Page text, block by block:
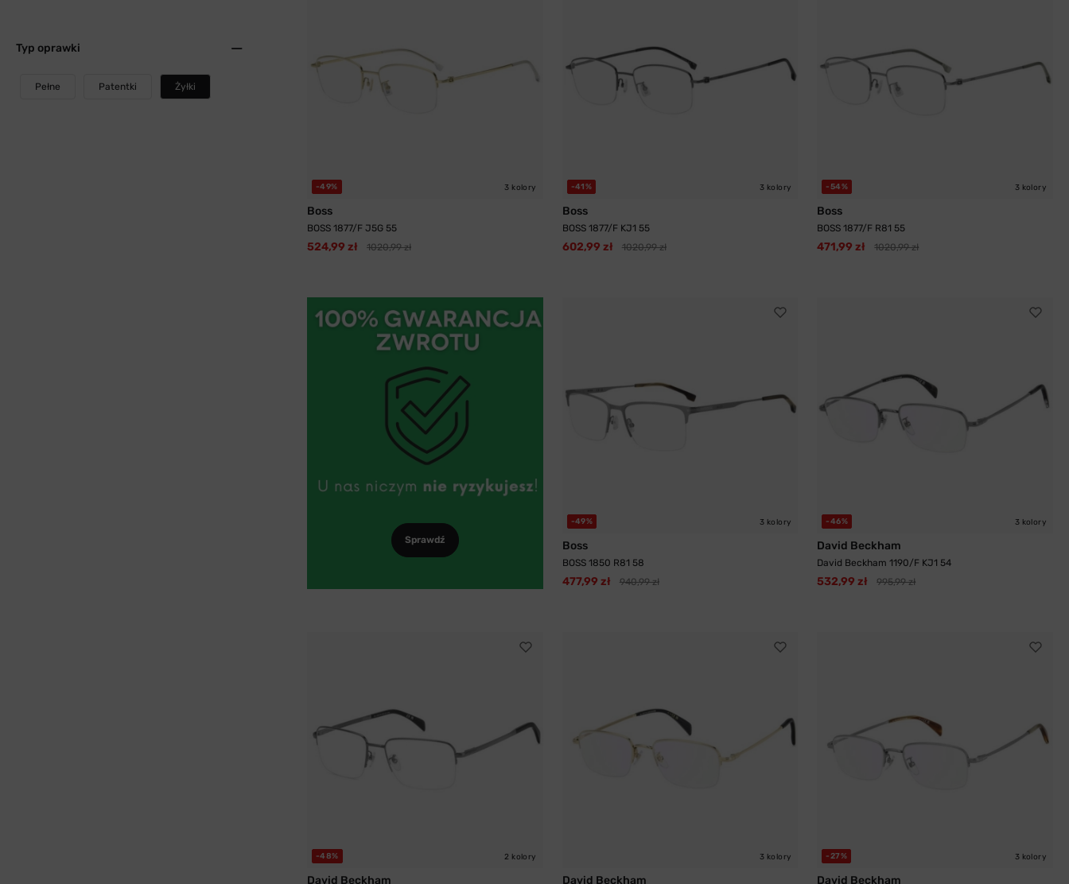
Typ oprawki
Pełne Patentki Żyłki
-49% 3 kolory
Boss
BOSS 1877/F J5G 55
524,99 zł 1020,99 zł
-41% 3 kolory
Boss
BOSS 1877/F KJ1 55
602,99 zł 1020,99 zł
-54% 3 kolory
Boss
BOSS 1877/F R81 55
471,99 zł 1020,99 zł
Sprawdź
-49% 3 kolory
Boss
BOSS 1850 R81 58
477,99 zł 940,99 zł
-46% 3 kolory
David Beckham
David Beckham 1190/F KJ1 54
532,99 zł 995,99 zł
-48% 2 kolory
David Beckham
3 kolory
David Beckham
-27% 3 kolory
David Beckham